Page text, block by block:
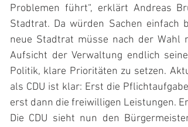
Problemen führt“, erklärt Andreas
Stadtrat. Da würden Sachen einfach
neue Stadtrat müsse nach der
Aufsicht der Verwaltung endlich
Politik, klare Prioritäten zu setzen.
als CDU ist klar: Erst die
erst dann die freiwilligen Leistungen.
Die CDU sieht nun den